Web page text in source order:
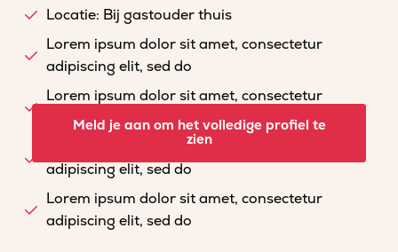
Locatie: Bij gastouder thuis
Lorem ipsum dolor sit amet, consectetur
adipiscing elit, sed do
Lorem ipsum dolor sit amet, consectetur
adipiscing elit, sed do
Lorem ipsum dolor sit amet, consectetur
adipiscing elit, sed do
Lorem ipsum dolor sit amet, consectetur
adipiscing elit, sed do
Meld je aan om het volledige profiel te
zien